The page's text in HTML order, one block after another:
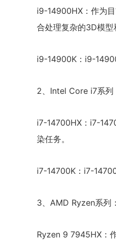
i9-14900HX：作为
合处理复杂的3D模型
i9-14900K：i9-
2、Intel Core i7系列
i7-14700HX：i7-
染任务。
i7-14700K：i7-
3、AMD Ryzen系列：
Ryzen 9 7945HX：